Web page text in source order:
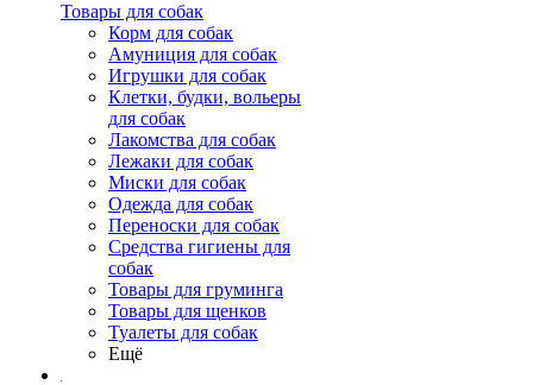
Товары для собак
Корм для собак
Амуниция для собак
Игрушки для собак
Клетки, будки, вольеры
для собак
Лакомства для собак
Лежаки для собак
Миски для собак
Одежда для собак
Переноски для собак
Средства гигиены для
собак
Товары для груминга
Товары для щенков
Туалеты для собак
Ещё